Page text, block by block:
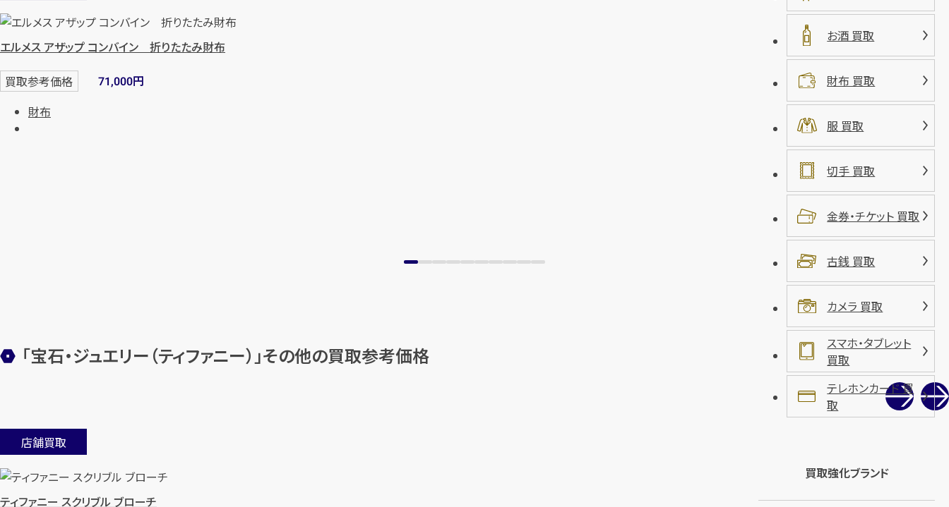
エルメス アザップ コンバイン 折りたたみ財布
買取参考価格 71,000円
財布
「宝石・ジュエリー（ティファニー）」その他の買取参考価格
店舗買取
ティファニー スクリブル ブローチ
お酒 買取
財布 買取
服 買取
切手 買取
金券・チケット 買取
古銭 買取
カメラ 買取
スマホ・タブレット
買取
テレホンカード 買
取
買取強化ブランド